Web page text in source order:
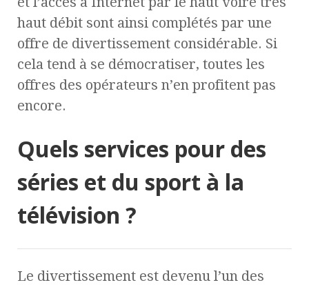
haut débit sont ainsi complétés par une
offre de divertissement considérable. Si
cela tend à se démocratiser, toutes les
offres des opérateurs n’en profitent pas
encore.
Quels services pour des
séries et du sport à la
télévision ?
Le divertissement est devenu l’un des